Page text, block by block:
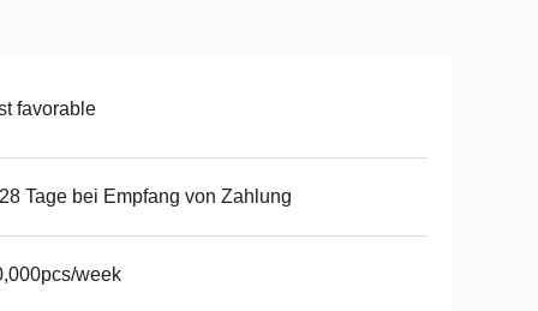
favorable
Tage bei Empfang von Zahlung
week